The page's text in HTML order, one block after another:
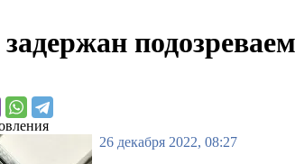
26 декабря 2022, 08:27